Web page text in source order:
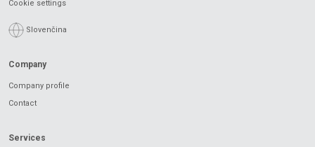
Cookie settings
Slovenčina
Company
Company profile
Contact
Services